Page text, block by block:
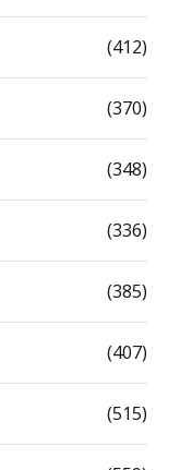
(412)
(370)
(348)
(336)
(385)
(407)
(515)